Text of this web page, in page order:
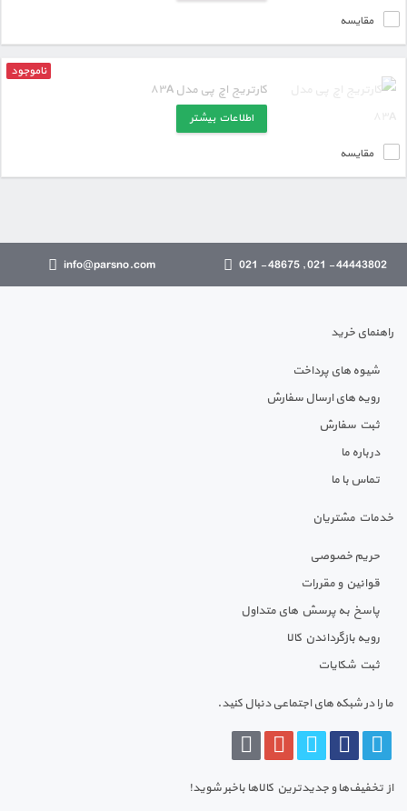
مقایسه
کارتریج اچ پی مدل ۸۳A
ناموجود
اطلاعات بیشتر
مقایسه
44443802 - 021 , 48675 - 021
info@parsno.com
راهنمای خرید
شیوه های پرداخت
رویه های ارسال سفارش
ثبت سفارش
درباره ما
تماس با ما
خدمات مشتریان
حریم خصوصی
قوانین و مقررات
پاسخ به پرسش های متداول
رویه بازگرداندن کالا
ثبت شکایات
ما را در شبکه های اجتماعی دنبال کنید.
از تخفیف‌ها و جدیدترین‌ کالاها باخبر شوید!